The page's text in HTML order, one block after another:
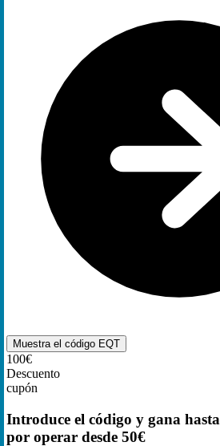
Muestra el código EQT
100€
Descuento
cupón
Introduce el código y gana hasta
por operar desde 50€